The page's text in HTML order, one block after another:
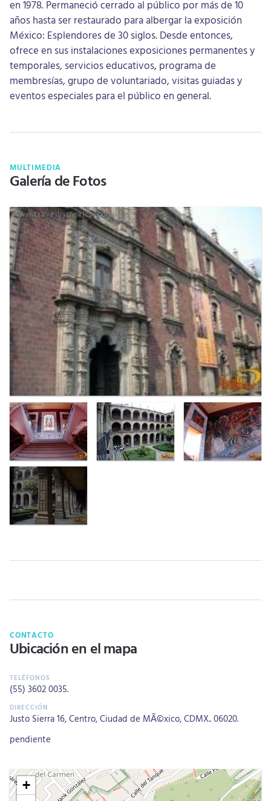
en 1978. Permaneció cerrado al público por más de 10
años hasta ser restaurado para albergar la exposición
México: Esplendores de 30 siglos. Desde entonces,
ofrece en sus instalaciones exposiciones permanentes y
temporales, servicios educativos, programa de
membresías, grupo de voluntariado, visitas guiadas y
eventos especiales para el público en general.
MULTIMEDIA
Galería de Fotos
CONTACTO
Ubicación en el mapa
(55) 3602 0035.
Justo Sierra 16, Centro, Ciudad de MÃ©xico, CDMX.. 06020.
pendiente
+